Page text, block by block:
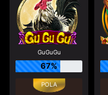
GuGuGu
67%